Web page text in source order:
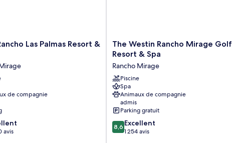
Las Palmas Resort &
de compagnie
avis
The
Westin
Mirage
Golf
Resort
&
Spa
Rancho
Mirage
The Westin Rancho Mirage Golf
Resort & Spa
Rancho Mirage
Piscine
Spa
Animaux de compagnie
admis
Parking gratuit
8.6
sur
8,6 Excellent
1 254 avis